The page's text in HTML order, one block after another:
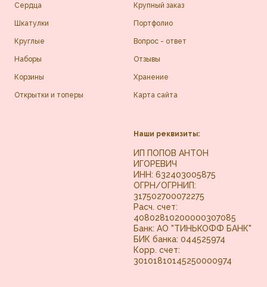
Сердца
Шкатулки
Круглые
Наборы
Корзины
Открытки и топеры
Крупный заказ
Портфолио
Вопрос - ответ
Отзывы
Хранение
Карта сайта
Наши реквизиты:
ИП ПОПОВ АНТОН
ИГОРЕВИЧ
ИНН: 632403005875
ОГРН/ОГРНИП:
317502700072275
Расч. счет:
40802810200000307085
Банк: АО "ТИНЬКОФФ БАНК"
БИК банка: 044525974
Корр. счет:
30101810145250000974